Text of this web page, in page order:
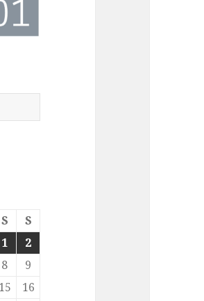
S
S
1
2
8
9
15
16